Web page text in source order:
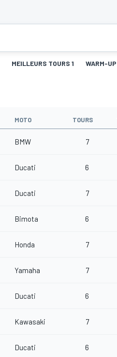
MEILLEURS TOURS 1 WARM-UP
MOTO TOURS
BMW 7
Ducati 6
Ducati 7
Bimota 6
Honda 7
Yamaha 7
Ducati 6
Kawasaki 7
Ducati 6